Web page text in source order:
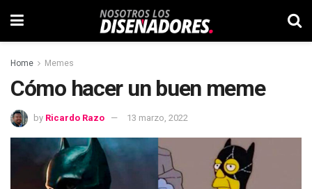
Home Memes
Cómo hacer un buen meme
by Ricardo Razo 13 marzo, 2022